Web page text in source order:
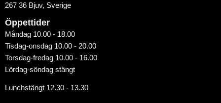
267 36 Bjuv, Sverige
Öppettider
Måndag 10.00 - 18.00
Tisdag-onsdag 10.00 - 20.00
Torsdag-fredag 10.00 - 16.00
Lördag-söndag stängt
Lunchstängt 12.30 - 13.30